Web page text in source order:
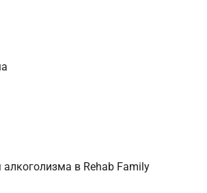
в Rehab Family